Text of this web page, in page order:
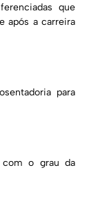
que
após a carreira
para
com o grau da